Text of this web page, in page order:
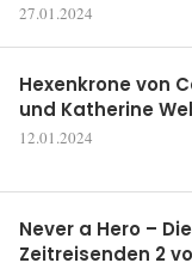
27.01.2024
Hexenkrone von
und Katherine
12.01.2024
Never a Hero –
Zeitreisenden 2